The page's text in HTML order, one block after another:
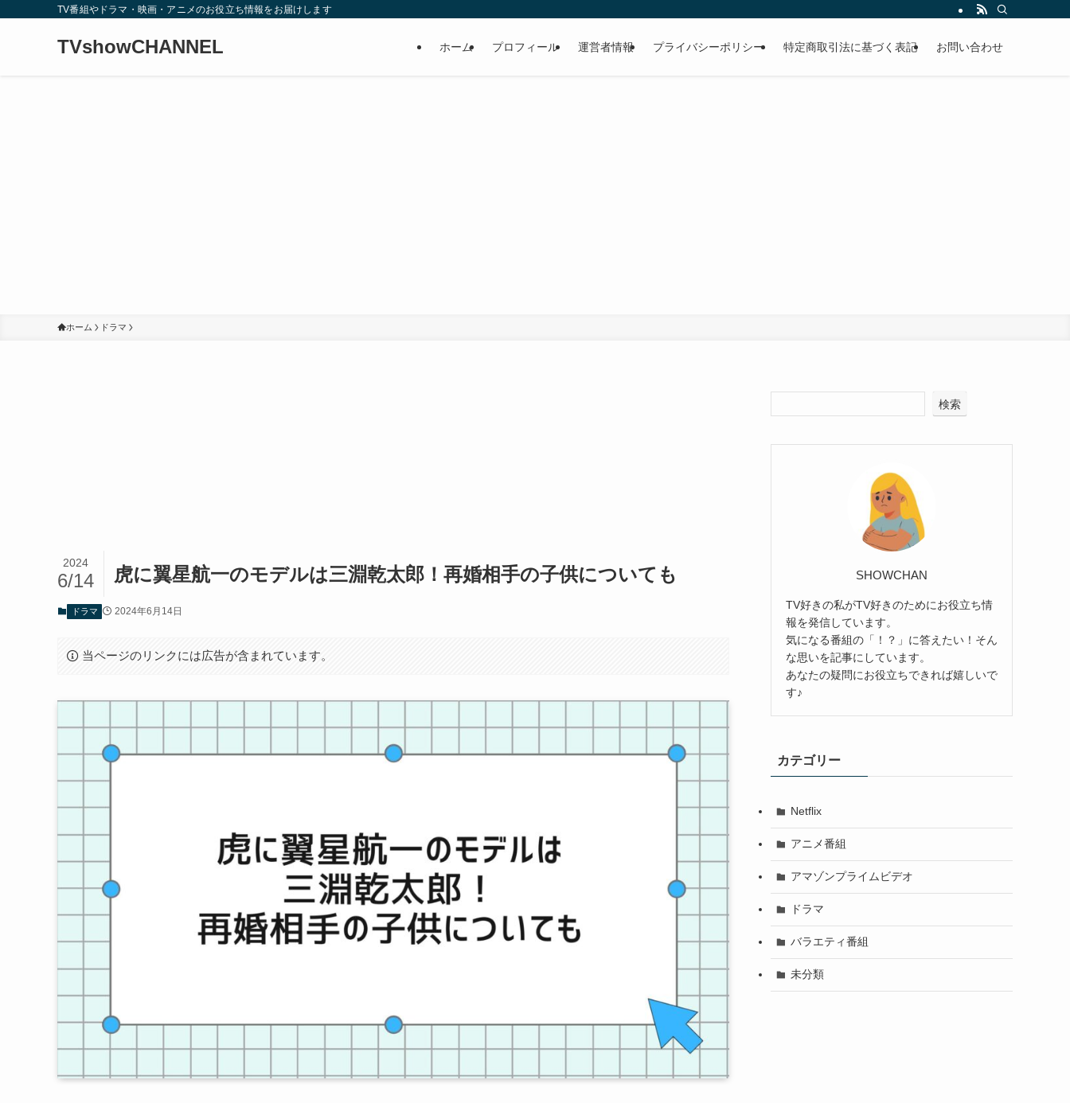
TV番組やドラマ・映画・アニメのお役立ち情報をお届けします
TVshowCHANNEL ホーム プロフィール 運営者情報 プライバシーポリシー 特定商取引法に基づく表記 お問い合わせ
ホーム ドラマ
虎に翼星航一のモデルは三淵乾太郎！再婚相手の子供についても
2024
6/14
ドラマ 2024年6月14日
当ページのリンクには広告が含まれています。
検索
SHOWCHAN
TV好きの私がTV好きのためにお役立ち情
報を発信しています。
気になる番組の「！？」に答えたい！そん
な思いを記事にしています。
あなたの疑問にお役立ちできれば嬉しいで
す♪
カテゴリー
Netflix
アニメ番組
アマゾンプライムビデオ
ドラマ
バラエティ番組
未分類